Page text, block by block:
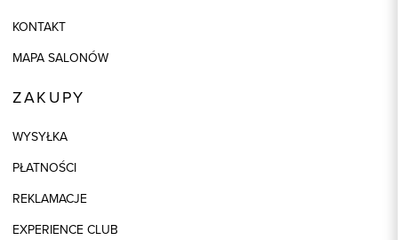
KONTAKT
MAPA SALONÓW
ZAKUPY
WYSYŁKA
PŁATNOŚCI
REKLAMACJE
EXPERIENCE CLUB